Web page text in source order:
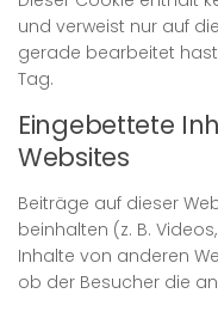
und verweist nur auf
gerade bearbeitet
Tag.
Eingebettete
Websites
Beiträge auf dieser
beinhalten (z. B.
Inhalte von anderen
ob der Besucher die